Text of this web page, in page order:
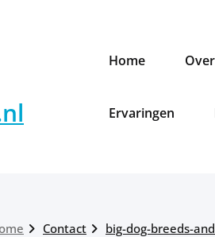
Home Over
Ervaringen
Contact big-dog-breeds-